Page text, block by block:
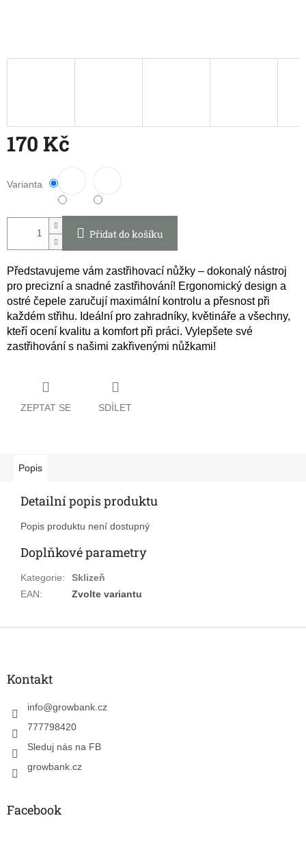
170 Kč
cena:
Varianta
Přidat do košíku
Představujeme vám zastřihovací nůžky – dokonalý nástroj
pro precizní a snadné zastřihování! Ergonomický design a
ostré čepele zaručují maximální kontrolu a přesnost při
každém střihu. Ideální pro zahradníky, květináře a všechny,
kteří ocení kvalitu a komfort při práci. Vylepšete své
zastřihování s našimi zakřivenými nůžkami!
ZEPTAT SE SDÍLET
Popis
Detailní popis produktu
Popis produktu není dostupný
Doplňkové parametry
Kategorie:
Sklizeň
EAN: Zvolte variantu
Z
Kontakt
info@growbank.cz
777798420
Sleduj nás na FB
growbank.cz
Facebook